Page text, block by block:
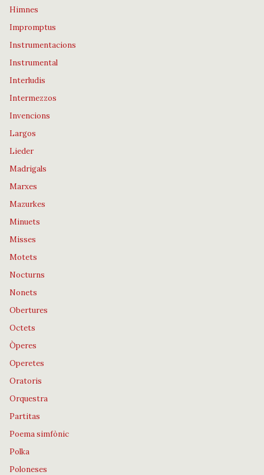
Himnes
Impromptus
Instrumentacions
Instrumental
Interludis
Intermezzos
Invencions
Largos
Lieder
Madrigals
Marxes
Mazurkes
Minuets
Misses
Motets
Nocturns
Nonets
Obertures
Octets
Òperes
Operetes
Oratoris
Orquestra
Partitas
Poema simfònic
Polka
Poloneses